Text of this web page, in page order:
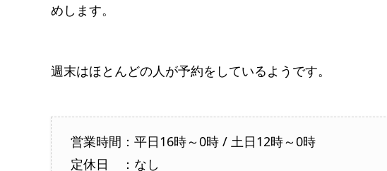
めします。
週末はほとんどの人が予約をしているようです。
営業時間：平日16時～0時 / 土日12時～0時
定休日 ：なし